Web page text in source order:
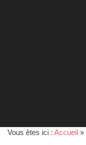
Vous êtes ici : Accueil »